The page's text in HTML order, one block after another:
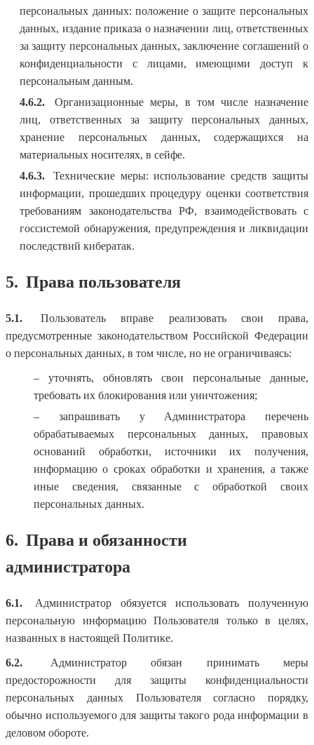
персональных данных: положение о защите персональных
данных, издание приказа о назначении лиц, ответственных
за защиту персональных данных, заключение соглашений о
конфиденциальности с лицами, имеющими доступ к
персональным данным.
4.6.2.
Организационные меры, в том числе назначение
лиц, ответственных за защиту персональных данных,
хранение персональных данных, содержащихся на
материальных носителях, в сейфе.
4.6.3.
Технические меры: использование средств защиты
информации, прошедших процедуру оценки соответствия
требованиям законодательства РФ, взаимодействовать с
госсистемой обнаружения, предупреждения и ликвидации
последствий кибератак.
5. Права пользователя
5.1.
Пользователь вправе реализовать свои права,
предусмотренные законодательством Российской Федерации
о персональных данных, в том числе, но не ограничиваясь:
– уточнять, обновлять свои персональные данные,
требовать их блокирования или уничтожения;
– запрашивать у Администратора перечень
обрабатываемых персональных данных, правовых
оснований обработки, источники их получения,
информацию о сроках обработки и хранения, а также
иные сведения, связанные с обработкой своих
персональных данных.
6. Права и обязанности
администратора
6.1.
Администратор обязуется использовать полученную
персональную информацию Пользователя только в целях,
названных в настоящей Политике.
6.2.
Администратор обязан принимать меры
предосторожности для защиты конфиденциальности
персональных данных Пользователя согласно порядку,
обычно используемого для защиты такого рода информации в
деловом обороте.